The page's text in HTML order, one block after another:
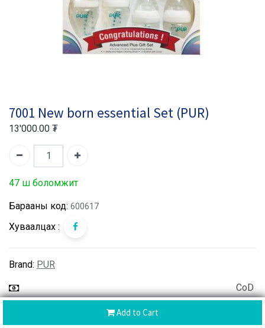
Add to Cart
7001 New born essential Set (PUR)
13'000.00 ₮
47 ш боломжит
Барааны код: 600617
Хуваалцах :
Brand: PUR
CoD
Хүргэлтийн дараа төлбөр